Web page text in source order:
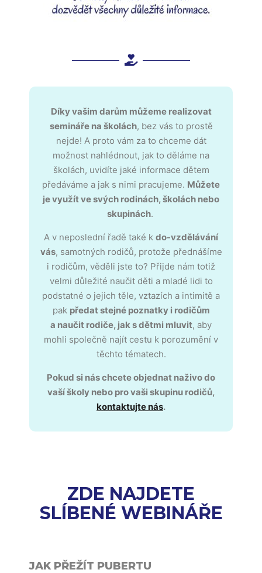
Díky vašim darům můžeme realizovat
semináře na školách, bez vás to prostě
nejde! A proto vám za to chceme dát
možnost nahlédnout, jak to děláme na
školách, uvidíte jaké informace dětem
předáváme a jak s nimi pracujeme. Můžete
je využít ve svých rodinách, školách nebo
skupinách.
A v neposlední řadě také k do-vzdělávání
vás, samotných rodičů, protože přednášíme
i rodičům, věděli jste to? Přijde nám totiž
velmi důležité naučit děti a mladé lidi to
podstatné o jejich těle, vztazích a intimitě a
pak předat stejné poznatky i rodičům
a naučit rodiče, jak s dětmi mluvit, aby
mohli společně najít cestu k porozumění v
těchto tématech.
Pokud si nás chcete objednat naživo do
vaší školy nebo pro vaši skupinu rodičů,
kontaktujte nás.
ZDE NAJDETE
SLÍBENÉ WEBINÁŘE
JAK PŘEŽÍT PUBERTU